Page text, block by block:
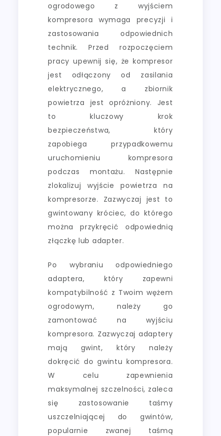
ogrodowego z wyjściem
kompresora wymaga precyzji i
zastosowania odpowiednich
technik. Przed rozpoczęciem
pracy upewnij się, że kompresor
jest odłączony od zasilania
elektrycznego, a zbiornik
powietrza jest opróżniony. Jest
to kluczowy krok
bezpieczeństwa, który
zapobiega przypadkowemu
uruchomieniu kompresora
podczas montażu. Następnie
zlokalizuj wyjście powietrza na
kompresorze. Zazwyczaj jest to
gwintowany króciec, do którego
można przykręcić odpowiednią
złączkę lub adapter.
Po wybraniu odpowiedniego
adaptera, który zapewni
kompatybilność z Twoim wężem
ogrodowym, należy go
zamontować na wyjściu
kompresora. Zazwyczaj adaptery
mają gwint, który należy
dokręcić do gwintu kompresora.
W celu zapewnienia
maksymalnej szczelności, zaleca
się zastosowanie taśmy
uszczelniającej do gwintów,
popularnie zwanej taśmą